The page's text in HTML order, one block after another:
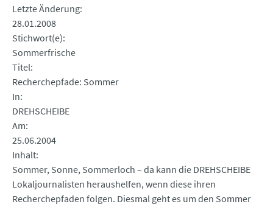
Letzte Änderung
28.01.2008
Stichwort(e)
Sommerfrische
Titel
Recherchepfade: Sommer
In
DREHSCHEIBE
Am
25.06.2004
Inhalt
Sommer, Sonne, Sommerloch – da kann die DREHSCHEIBE
Lokaljournalisten heraushelfen, wenn diese ihren
Recherchepfaden folgen. Diesmal geht es um den Sommer